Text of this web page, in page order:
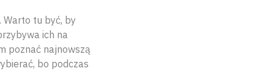
Warto tu być, by
ich na
poznać najnowszą
bo podczas